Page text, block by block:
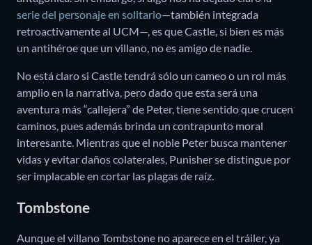
serie del personaje en solitario—también integrada
retroactivamente al UCM—, es que Castle, si bien es más
un antihéroe que un villano, no es amigo de nadie.
No está claro si Castle tendrá sólo un cameo o un rol más
amplio en la narrativa, pero dado que esta será una
aventura más “callejera” de Peter, tiene sentido que crucen
caminos, pues además brinda un contrapunto moral
interesante. Mientras que el noble Peter busca mantener
vidas y evitar daños colaterales, Punisher se distingue por
ser implacable en cortar las plagas de raíz.
Tombstone
Aunque el villano Tombstone no aparece en el tráiler, ya